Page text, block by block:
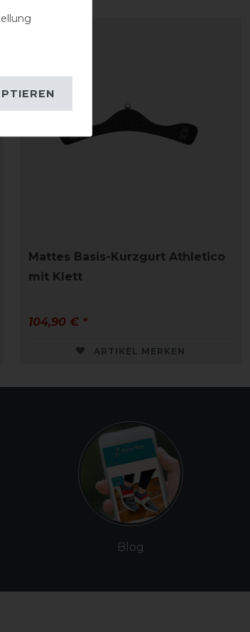
Mattes Basis-Kurzgurt Athletico
mit Klett
104,90 € *
ARTIKEL MERKEN
Blog